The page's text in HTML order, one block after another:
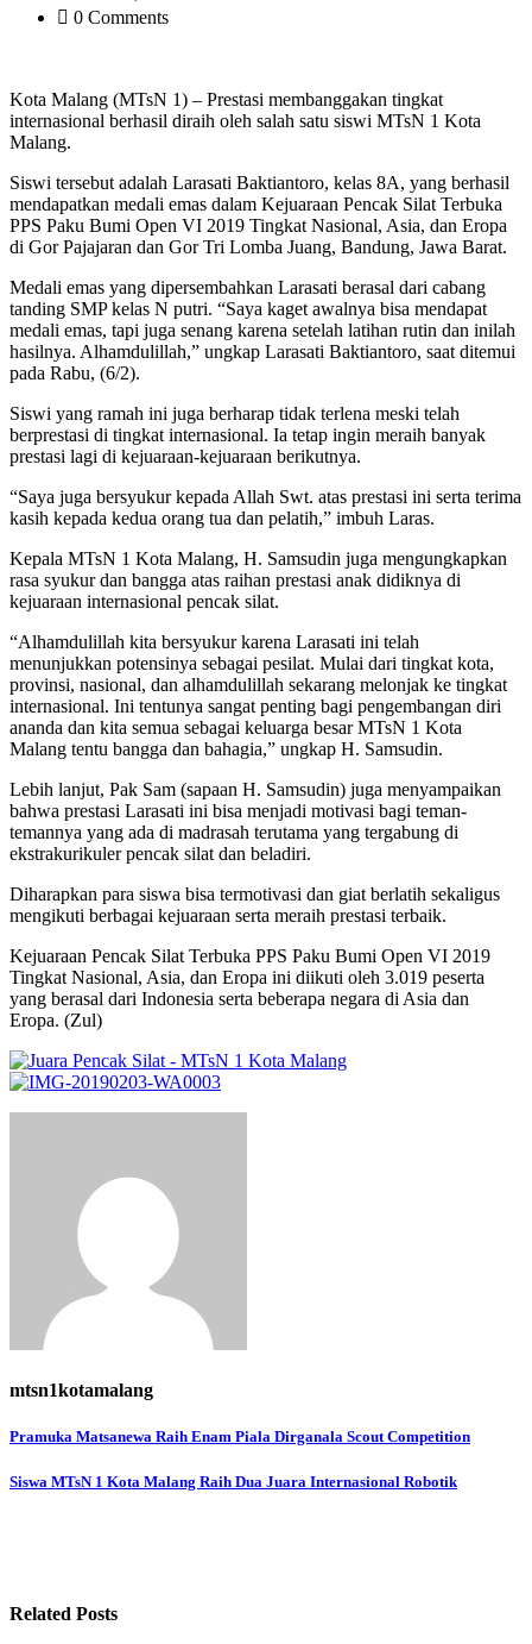
0 Comments
Kota Malang (MTsN 1) – Prestasi membanggakan tingkat
internasional berhasil diraih oleh salah satu siswi MTsN 1 Kota
Malang.
Siswi tersebut adalah Larasati Baktiantoro, kelas 8A, yang berhasil
mendapatkan medali emas dalam Kejuaraan Pencak Silat Terbuka
PPS Paku Bumi Open VI 2019 Tingkat Nasional, Asia, dan Eropa
di Gor Pajajaran dan Gor Tri Lomba Juang, Bandung, Jawa Barat.
Medali emas yang dipersembahkan Larasati berasal dari cabang
tanding SMP kelas N putri. “Saya kaget awalnya bisa mendapat
medali emas, tapi juga senang karena setelah latihan rutin dan inilah
hasilnya. Alhamdulillah,” ungkap Larasati Baktiantoro, saat ditemui
pada Rabu, (6/2).
Siswi yang ramah ini juga berharap tidak terlena meski telah
berprestasi di tingkat internasional. Ia tetap ingin meraih banyak
prestasi lagi di kejuaraan-kejuaraan berikutnya.
“Saya juga bersyukur kepada Allah Swt. atas prestasi ini serta terima
kasih kepada kedua orang tua dan pelatih,” imbuh Laras.
Kepala MTsN 1 Kota Malang, H. Samsudin juga mengungkapkan
rasa syukur dan bangga atas raihan prestasi anak didiknya di
kejuaraan internasional pencak silat.
“Alhamdulillah kita bersyukur karena Larasati ini telah
menunjukkan potensinya sebagai pesilat. Mulai dari tingkat kota,
provinsi, nasional, dan alhamdulillah sekarang melonjak ke tingkat
internasional. Ini tentunya sangat penting bagi pengembangan diri
ananda dan kita semua sebagai keluarga besar MTsN 1 Kota
Malang tentu bangga dan bahagia,” ungkap H. Samsudin.
Lebih lanjut, Pak Sam (sapaan H. Samsudin) juga menyampaikan
bahwa prestasi Larasati ini bisa menjadi motivasi bagi teman-
temannya yang ada di madrasah terutama yang tergabung di
ekstrakurikuler pencak silat dan beladiri.
Diharapkan para siswa bisa termotivasi dan giat berlatih sekaligus
mengikuti berbagai kejuaraan serta meraih prestasi terbaik.
Kejuaraan Pencak Silat Terbuka PPS Paku Bumi Open VI 2019
Tingkat Nasional, Asia, dan Eropa ini diikuti oleh 3.019 peserta
yang berasal dari Indonesia serta beberapa negara di Asia dan
Eropa. (Zul)
mtsn1kotamalang
Navigasi
pos
Pramuka Matsanewa Raih Enam Piala Dirganala Scout Competition
Siswa MTsN 1 Kota Malang Raih Dua Juara Internasional Robotik
Related Posts